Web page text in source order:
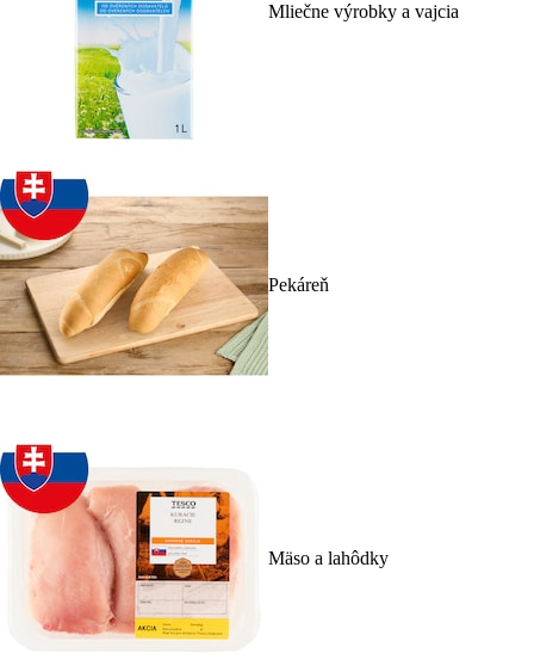
Mliečne výrobky a vajcia
Pekáreň
Mäso a lahôdky